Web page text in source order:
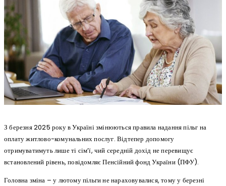
З березня 2025 року в Україні змінюються правила надання пільг на
оплату житлово-комунальних послуг. Відтепер допомогу
отримуватимуть лише ті сім’ї, чий середній дохід не перевищує
встановлений рівень, повідомляє Пенсійний фонд України (ПФУ).
Головна зміна – у лютому пільги не нараховувалися, тому у березні